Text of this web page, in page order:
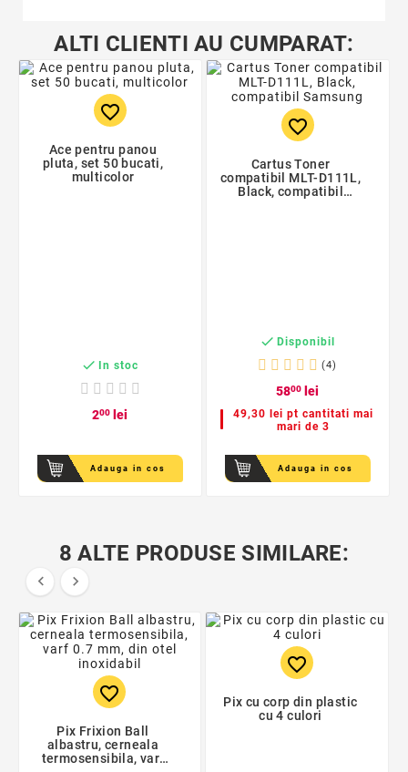
ALTI CLIENTI AU CUMPARAT:
favorite_border
Ace pentru panou
pluta, set 50 bucati,
multicolor
 In stoc
200 lei
Adauga in cos
favorite_border
Cartus Toner
compatibil MLT-D111L,
Black, compatibil
 Disponibil
(4)
5800 lei
49,30 lei pt cantitati mai
mari de 3
Adauga in cos
8 ALTE PRODUSE SIMILARE:
 
favorite_border
Pix Frixion Ball
albastru, cerneala
termosensibila, varf
favorite_border
Pix cu corp din plastic
cu 4 culori